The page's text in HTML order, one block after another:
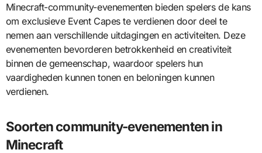
Minecraft-community-evenementen bieden spelers de kans
om exclusieve Event Capes te verdienen door deel te
nemen aan verschillende uitdagingen en activiteiten. Deze
evenementen bevorderen betrokkenheid en creativiteit
binnen de gemeenschap, waardoor spelers hun
vaardigheden kunnen tonen en beloningen kunnen
verdienen.
Soorten community-evenementen in
Minecraft